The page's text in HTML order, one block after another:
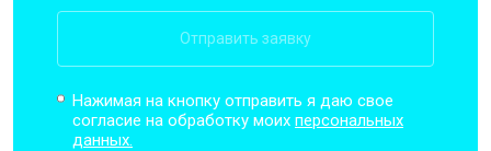
Отправить заявку
Нажимая на кнопку отправить я даю свое
согласие на обработку моихперсональных
данных.